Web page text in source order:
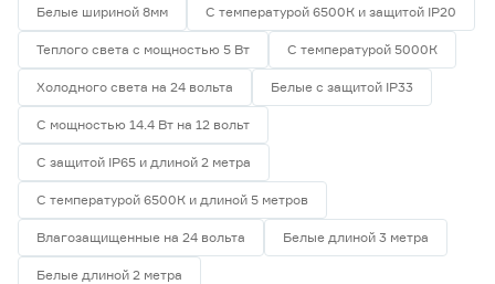
Белые шириной 8мм С температурой 6500К и защитой IP20
Теплого света с мощностью 5 Вт С температурой 5000К
Холодного света на 24 вольта Белые с защитой IP33
С мощностью 14.4 Вт на 12 вольт
С защитой IP65 и длиной 2 метра
С температурой 6500К и длиной 5 метров
Влагозащищенные на 24 вольта Белые длиной 3 метра
Белые длиной 2 метра